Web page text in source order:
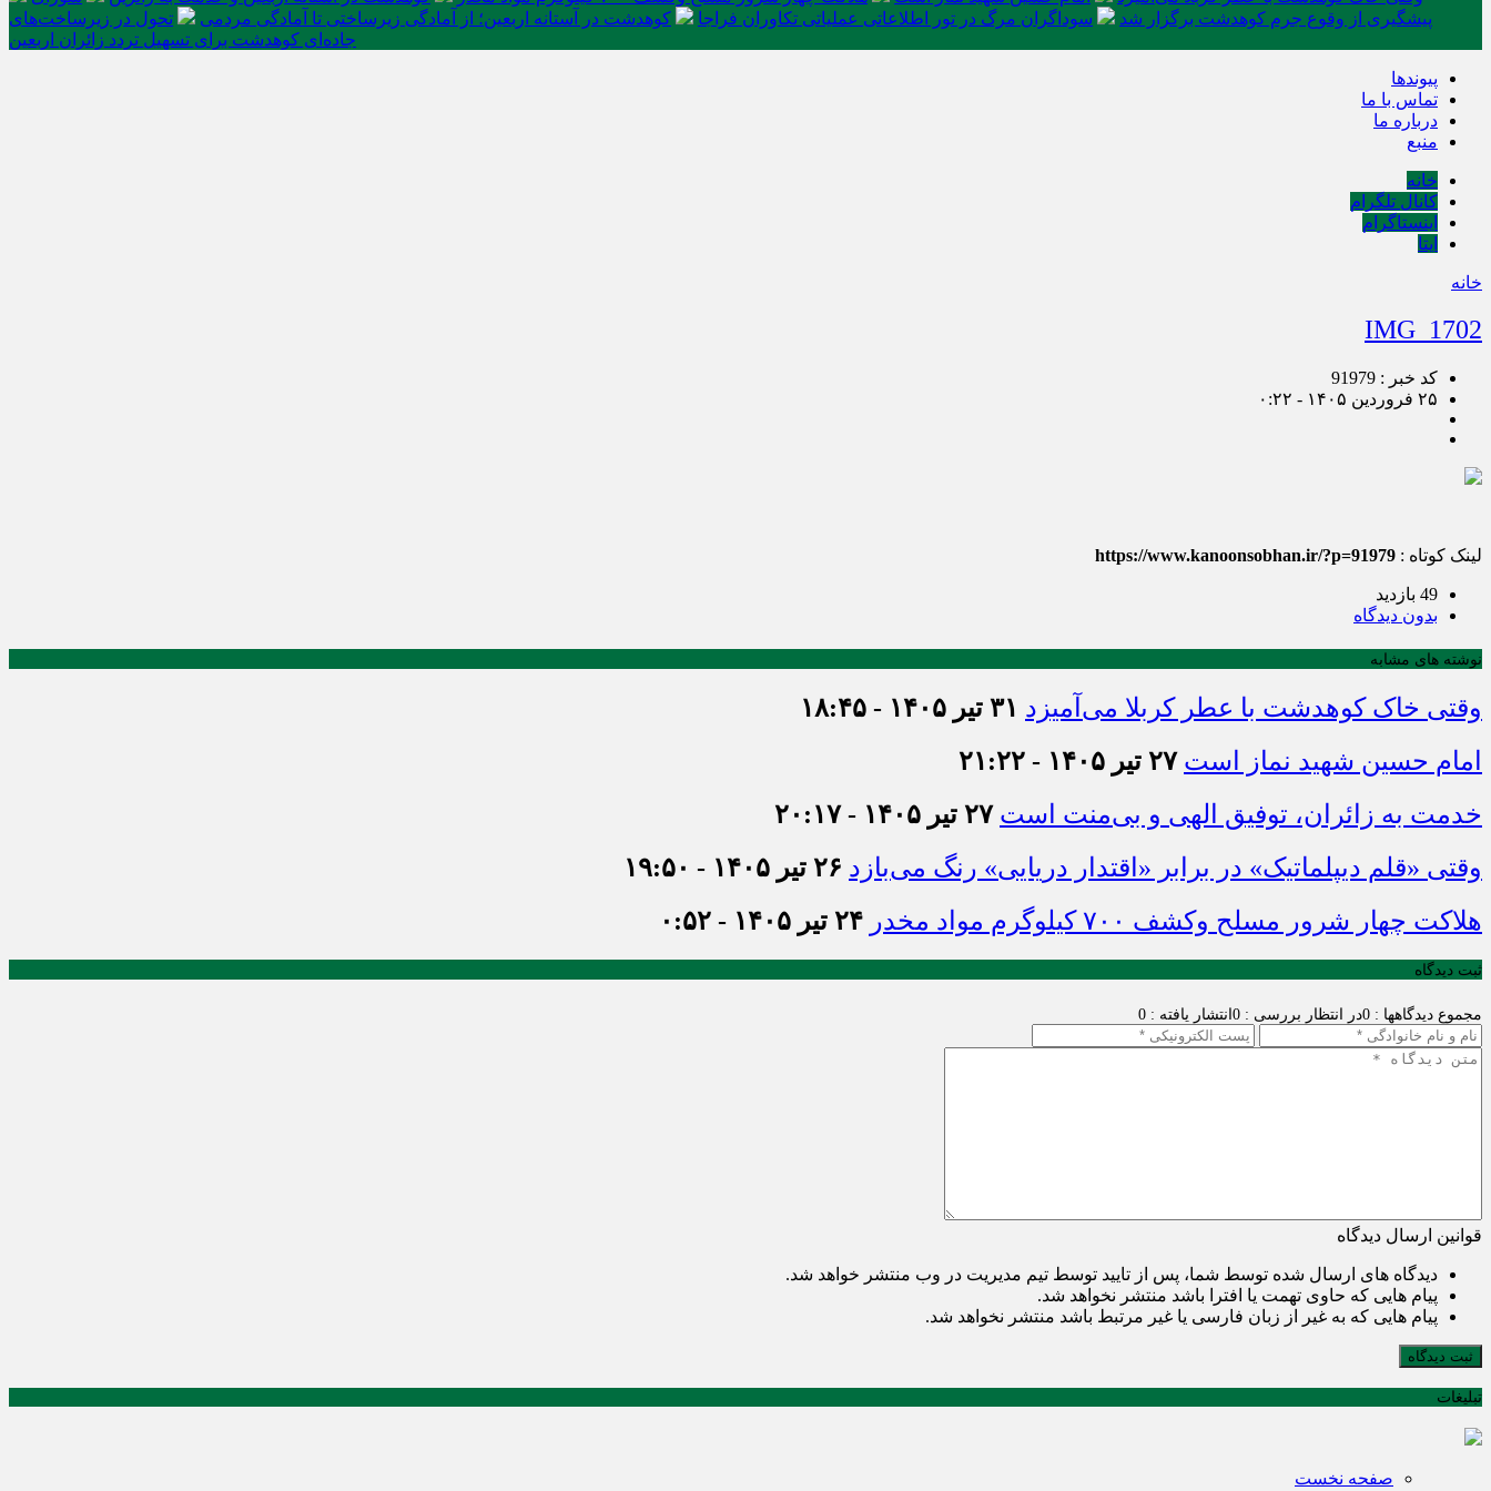
پیشگیری از وقوع جرم کوهدشت برگزار شد
سوداگران مرگ در تور اطلاعاتی عملیاتی تکاوران فراجا کوهدشت در آستانه اربعین؛ از آمادگی زیرساختی تا آمادگی مردمی
تحول در زیرساخت‌های
جاده‌ای کوهدشت برای تسهیل تردد زائران اربعین
پیوندها
تماس با ما
درباره ما
منبع
خانه
کانال تلگرام
اینستاگرام
ایتا
خانه
IMG_1702
کد خبر : 91979
۲۵ فروردین ۱۴۰۵ - ۰:۲۲
لینک کوتاه : https://www.kanoonsobhan.ir/?p=91979
49 بازدید
بدون دیدگاه
نوشته های مشابه
وقتی خاک کوهدشت با عطر کربلا می‌آمیزد ۳۱ تیر ۱۴۰۵ - ۱۸:۴۵
امام حسین شهید نماز است ۲۷ تیر ۱۴۰۵ - ۲۱:۲۲
خدمت به زائران، توفیق الهی و بی‌منت است ۲۷ تیر ۱۴۰۵ - ۲۰:۱۷
وقتی «قلم دیپلماتیک» در برابر «اقتدار دریایی» رنگ می‌بازد ۲۶ تیر ۱۴۰۵ - ۱۹:۵۰
هلاکت چهار شرور مسلح وکشف ۷۰۰ کیلوگرم مواد مخدر
۲۴ تیر ۱۴۰۵ - ۰:۵۲
ثبت دیدگاه
مجموع دیدگاهها : 0 در انتظار بررسی : 0 انتشار یافته : 0
قوانین ارسال دیدگاه
دیدگاه های ارسال شده توسط شما، پس از تایید توسط تیم مدیریت در وب منتشر خواهد شد.
پیام هایی که حاوی تهمت یا افترا باشد منتشر نخواهد شد.
پیام هایی که به غیر از زبان فارسی یا غیر مرتبط باشد منتشر نخواهد شد.
ثبت دیدگاه
تبلیغات
صفحه نخست